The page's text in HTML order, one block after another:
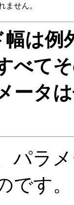
ません。
は例
べて
ータ
パラ
です。